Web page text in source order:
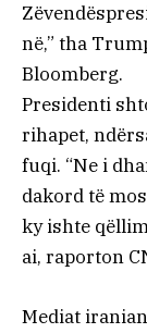
në,” tha
Bloomberg.
Presidenti
rihapet,
fuqi. “Ne i
dakord të
ky ishte
ai, raporton
Mediat